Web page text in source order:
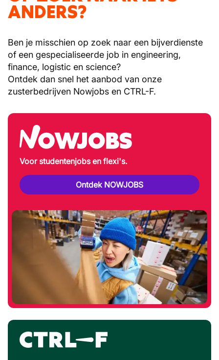
ANDERS?
Ben je misschien op zoek naar een bijverdienste
of een gespecialiseerde job in engineering,
finance, logistic en science?
Ontdek dan snel het aanbod van onze
zusterbedrijven Nowjobs en CTRL-F.
Voor studentenjobs en flexi's.
Ontdek NOWJOBS